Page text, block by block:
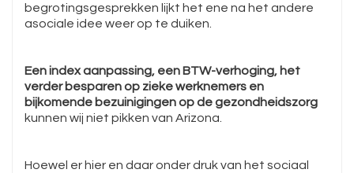
begrotingsgesprekken lijkt het ene na het andere
asociale idee weer op te duiken.
Een index aanpassing, een BTW-verhoging, het
verder besparen op zieke werknemers en
bijkomende bezuinigingen op de gezondheidszorg
kunnen wij niet pikken van Arizona.
Hoewel er hier en daar onder druk van het sociaal